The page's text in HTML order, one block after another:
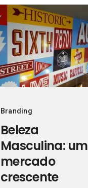
Branding
Beleza
Masculina: um
mercado
crescente